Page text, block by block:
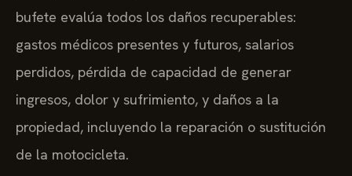
bufete evalúa todos los daños recuperables:
gastos médicos presentes y futuros, salarios
perdidos, pérdida de capacidad de generar
ingresos, dolor y sufrimiento, y daños a la
propiedad, incluyendo la reparación o sustitución
de la motocicleta.